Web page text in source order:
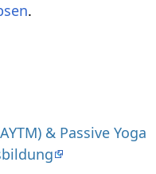
.
& Passive Yoga